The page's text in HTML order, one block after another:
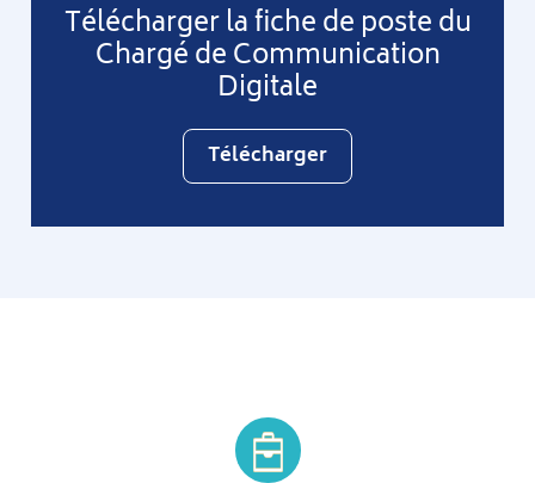
Télécharger la fiche de poste du
Chargé de Communication
Digitale
Télécharger